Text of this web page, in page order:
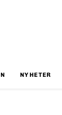
NYHETER